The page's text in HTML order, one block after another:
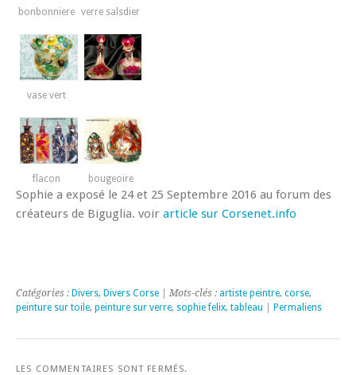
bonbonniere verre salsdier
vase vert
flacon bougeoire
Sophie a exposé le 24 et 25 Septembre 2016 au forum des
créateurs de Biguglia. voir article sur Corsenet.info
Catégories : Divers, Divers Corse | Mots-clés : artiste peintre, corse,
peinture sur toile, peinture sur verre, sophie felix, tableau Permaliens
LES COMMENTAIRES SONT FERMÉS.